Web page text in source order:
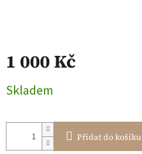
1 000 Kč
cena:
Skladem
Přidat do košíku